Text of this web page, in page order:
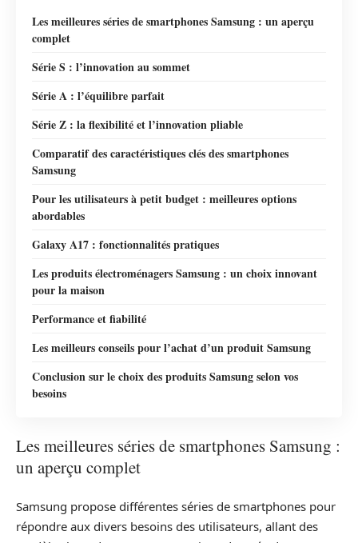
Les meilleures séries de smartphones Samsung : un aperçu
complet
Série S : l’innovation au sommet
Série A : l’équilibre parfait
Série Z : la flexibilité et l’innovation pliable
Comparatif des caractéristiques clés des smartphones
Samsung
Pour les utilisateurs à petit budget : meilleures options
abordables
Galaxy A17 : fonctionnalités pratiques
Les produits électroménagers Samsung : un choix innovant
pour la maison
Performance et fiabilité
Les meilleurs conseils pour l’achat d’un produit Samsung
Conclusion sur le choix des produits Samsung selon vos
besoins
Les meilleures séries de smartphones Samsung :
un aperçu complet
Samsung propose différentes séries de smartphones pour
répondre aux divers besoins des utilisateurs, allant des